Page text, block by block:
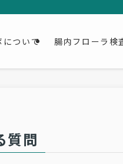
について 腸内フローラ検
質問